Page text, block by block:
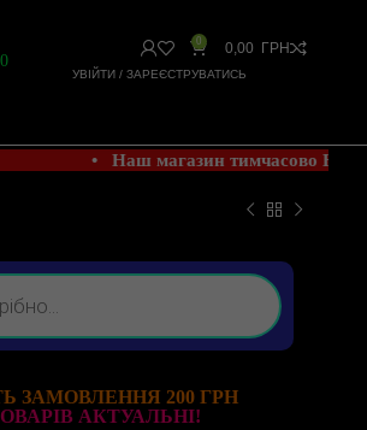
УВІЙТИ / ЗАРЕЄСТРУВАТИСЬ
0 0,00 ГРН
• Наш магазин тимчасово НЕ
ЗАМОВЛЕННЯ 200 ГРН
АКТУАЛЬНІ!